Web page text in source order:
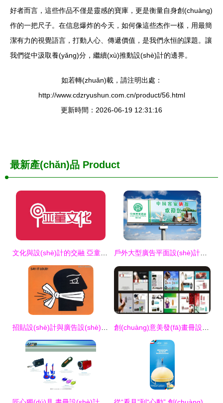
好者而言，這些作品不僅是靈感的寶庫，更是衡量自身創(chuàng)
作的一把尺子。在信息爆炸的今天，如何像這些杰作一樣，用最簡
潔有力的視覺語言，打動人心、傳遞價值，是我們永恒的課題。讓
我們從中汲取養(yǎng)分，繼續(xù)推動設(shè)計的邊界。
如若轉(zhuǎn)載，請注明出處：
http://www.cdzryushun.com.cn/product/56.html
更新時間：2026-06-19 12:31:16
最新產(chǎn)品 Product